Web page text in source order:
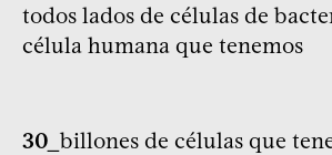
todos lados de células de
célula humana que tenemos
30_ billones de células que